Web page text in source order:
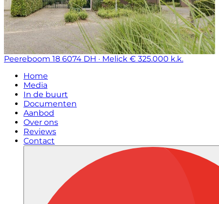
Peereboom 18 6074 DH · Melick € 325.000 k.k.
Home
Media
In de buurt
Documenten
Aanbod
Over ons
Reviews
Contact